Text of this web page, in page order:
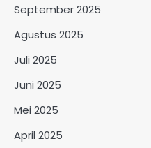
September 2025
Agustus 2025
Juli 2025
Juni 2025
Mei 2025
April 2025